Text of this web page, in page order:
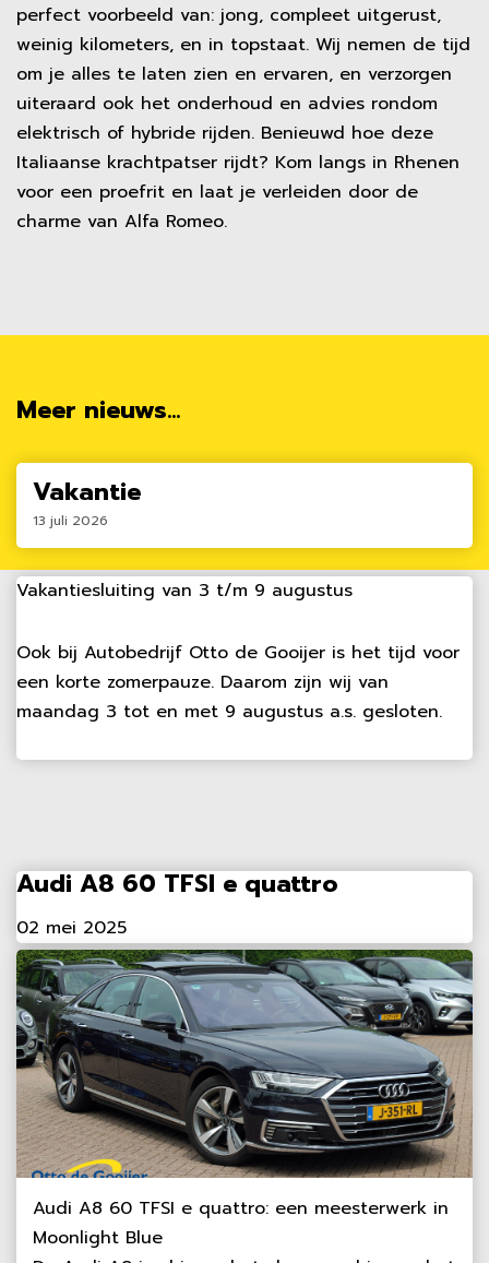
perfect voorbeeld van: jong, compleet uitgerust,
weinig kilometers, en in topstaat. Wij nemen de tijd
om je alles te laten zien en ervaren, en verzorgen
uiteraard ook het onderhoud en advies rondom
elektrisch of hybride rijden. Benieuwd hoe deze
Italiaanse krachtpatser rijdt? Kom langs in Rhenen
voor een proefrit en laat je verleiden door de
charme van Alfa Romeo.
Meer nieuws...
Vakantie
13 juli 2026
Vakantiesluiting van 3 t/m 9 augustus
Ook bij Autobedrijf Otto de Gooijer is het tijd voor
een korte zomerpauze. Daarom zijn wij van
maandag 3 tot en met 9 augustus a.s. gesloten.
Audi A8 60 TFSI e quattro
02 mei 2025
Audi A8 60 TFSI e quattro: een meesterwerk in
Moonlight Blue